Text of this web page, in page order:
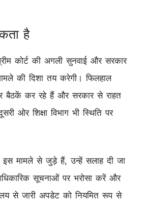
है
कोर्ट की अगली सुनवाई और सरकार
की दिशा तय करेगी। फिलहाल
बैठकें कर रहे हैं और सरकार से राहत
ओर शिक्षा विभाग भी स्थिति पर
इस मामले से जुड़े हैं, उन्हें सलाह दी जा
सूचनाओं पर भरोसा करें और
से जारी अपडेट को नियमित रूप से